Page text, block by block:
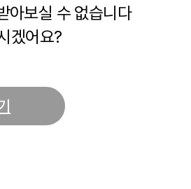
아보실 수 없습니다
겠어요?